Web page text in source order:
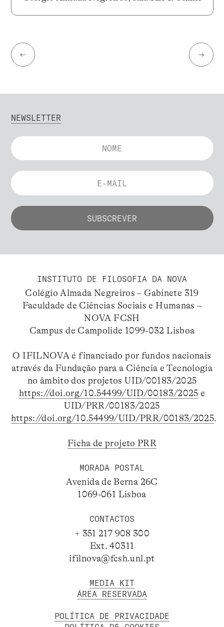
← →
NEWSLETTER
INSTITUTO DE FILOSOFIA DA NOVA
Colégio Almada Negreiros – Gabinete 319
Faculdade de Ciências Sociais e Humanas –
NOVA FCSH
Campus de Campolide 1099-032 Lisboa
O IFILNOVA é financiado por fundos nacionais
através da Fundação para a Ciência e Tecnologia
no âmbito dos projetos UID/00183/2025
https://doi.org/10.54499/UID/00183/2025 e
UID/PRR/00183/2025
https://doi.org/10.54499/UID/PRR/00183/2025.
Ficha de projeto PRR
MORADA POSTAL
Avenida de Berna 26C
1069-061 Lisboa
CONTACTOS
+ 351 217 908 300
Ext. 40311
ifilnova@fcsh.unl.pt
MEDIA KIT
ÁREA RESERVADA
POLÍTICA DE PRIVACIDADE